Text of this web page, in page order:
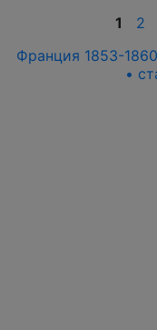
1
2
Франция 1853-
•